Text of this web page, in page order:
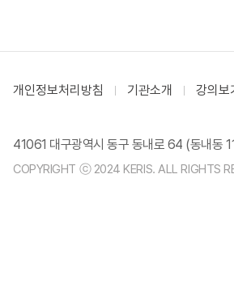
개인정보처리방침 기관소개 강의보
41061 대구광역시 동구 동내로 64 (동내동
COPYRIGHT ⓒ 2024 KERIS. ALL RIGHTS